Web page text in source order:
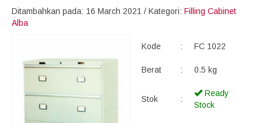
Ditambahkan pada: 16 March 2021 / Kategori: Filling Cabinet
Alba
Kode : FC 1022
Berat : 0.5 kg
Stok :
Ready
Stock